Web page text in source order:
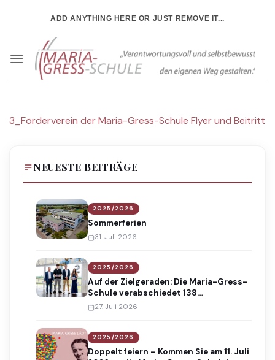
ADD ANYTHING HERE OR JUST REMOVE IT...
3_Förderverein der Maria-Gress-Schule Flyer und Beitritt
NEUESTE BEITRÄGE
2025/2026
Sommerferien
31. Juli 2026
2025/2026
Auf der Zielgeraden: Die Maria-Gress-
Schule verabschiedet 138
Absolventinnen und Absolventen
27. Juli 2026
2025/2026
Doppelt feiern – Kommen Sie am 11. Juli